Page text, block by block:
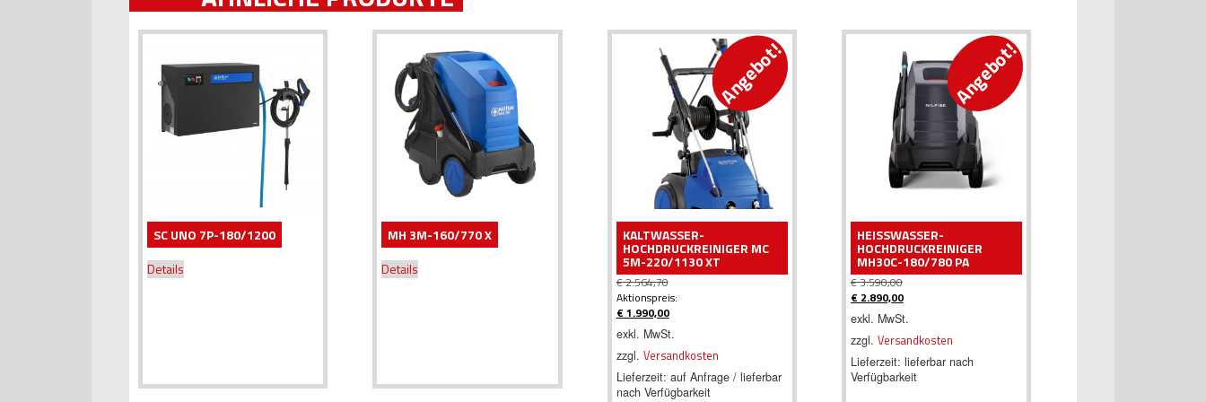
SC UNO 7P-180/1200
Details
MH 3M-160/770 X
Details
Angebot!
KALTWASSER-
HOCHDRUCKREINIGER MC
5M-220/1130 XT
€2.564,70
Ursprünglicher
Preis
war:
€ 2.564,70
Aktionspreis:
€ 1.990,00
Aktueller
Preis
ist:
€ 1.990,00.
exkl. MwSt.
zzgl. Versandkosten
Lieferzeit: auf Anfrage / lieferbar
nach Verfügbarkeit
Angebot!
HEISSWASSER-H
OCHDRUCKREINIGER M
H30C-180/780 PA
€3.590,00
Ursprünglicher
Preis
war:
€ 3.590,00
€ 2.890,00
Aktueller
Preis
ist:
€ 2.890,00.
exkl. MwSt.
zzgl. Versandkosten
Lieferzeit: lieferbar nach
Verfügbarkeit